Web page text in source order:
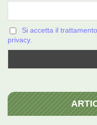
Si accetta il
privacy.